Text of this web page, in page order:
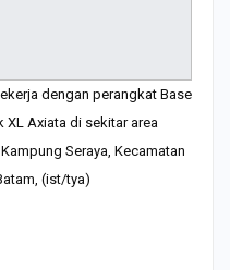
dengan perangkat Base
XL Axiata di sekitar area
Seraya, Kecamatan
(ist/tya)